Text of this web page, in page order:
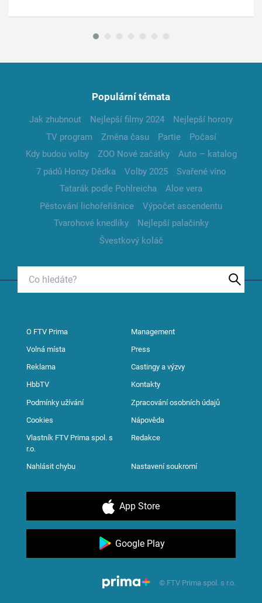
Populární témata
Jak zhubnout Nejlepší filmy 2024
Nejlepší horory
TV program
Změna času Partie
Počasí
Kdy budou volby
ZOO Nové začátky
Auto – katalog
7 pádů Honzy Dědka
Volby 2025
Svařené víno
Tatarák podle Pohlreicha
Aloe vera
Pěstování lichořeřišnice
Výpočet ascendentu
Tvarohové knedlíky
Nejlepší palačinky
Švestkový koláč
O FTV Prima Management
Volná místa Press
Reklama Castingy a výzvy
HbbTV Kontakty
Podmínky užívání Zpracování osobních údajů
Cookies Nápověda
Vlastník FTV Prima spol. s
r.o.
Redakce
Nahlásit chybu Nastavení soukromí
App Store
Google Play
© FTV Prima spol. s r.o.